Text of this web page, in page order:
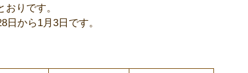
りです。
日から1月3日です。